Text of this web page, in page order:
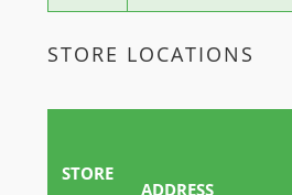
STORE LOCATIONS
STORE
ADDRESS